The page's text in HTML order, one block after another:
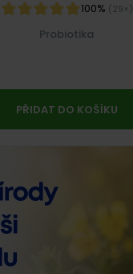
100% (29×)
Probiotika
PŘIDAT DO KOŠÍKU